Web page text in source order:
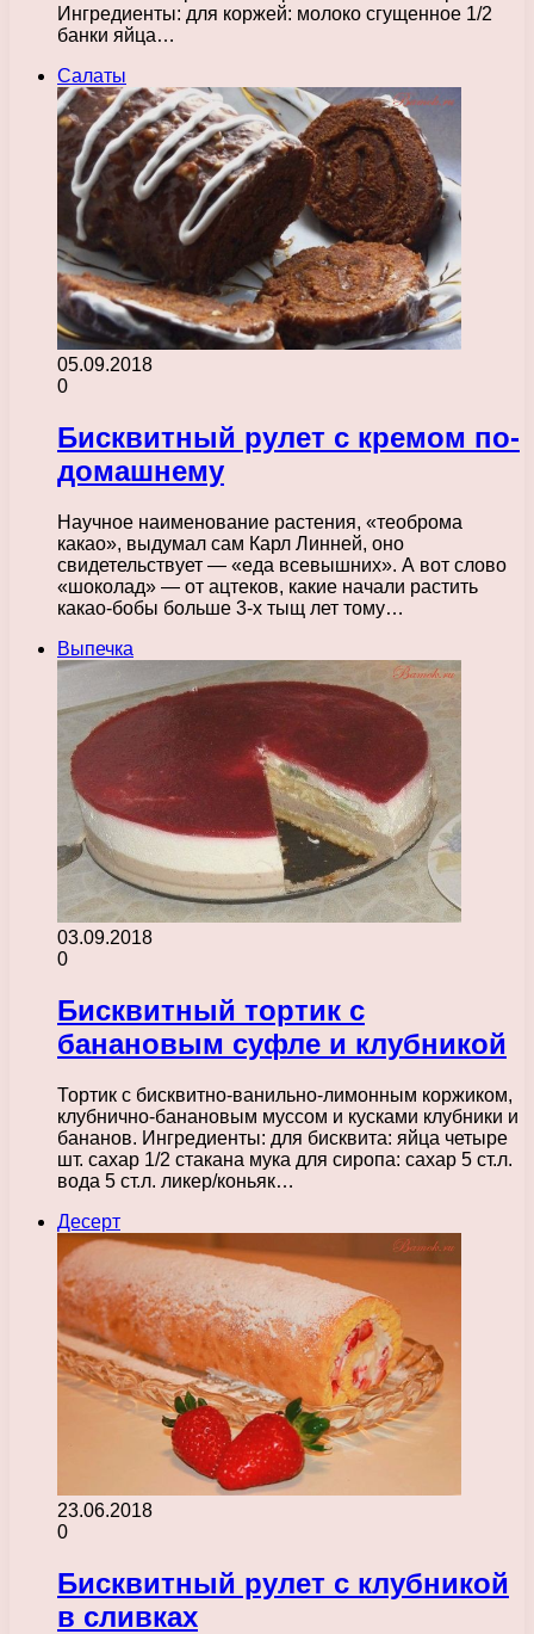
Ингредиенты: для коржей: молоко сгущенное 1/2
банки яйца…
Салаты
05.09.2018
0
Бисквитный рулет с кремом по-
домашнему
Научное наименование растения, «теоброма
какао», выдумал сам Карл Линней, оно
свидетельствует — «еда всевышних». А вот слово
«шоколад» — от ацтеков, какие начали растить
какао-бобы больше 3-х тыщ лет тому…
Выпечка
03.09.2018
0
Бисквитный тортик с
банановым суфле и клубникой
Тортик с бисквитно-ванильно-лимонным коржиком,
клубнично-банановым муссом и кусками клубники и
бананов. Ингредиенты: для бисквита: яйца четыре
шт. сахар 1/2 стакана мука для сиропа: сахар 5 ст.л.
вода 5 ст.л. ликер/коньяк…
Десерт
23.06.2018
0
Бисквитный рулет с клубникой
в сливках